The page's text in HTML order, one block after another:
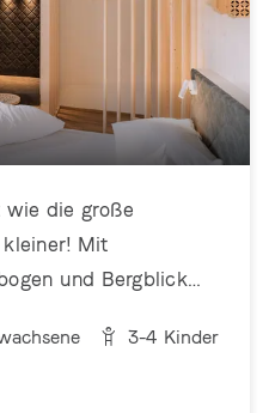
wie die große
Mit
und Bergblick
3-4 Kinder